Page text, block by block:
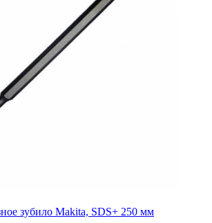
зубило Makita, SDS+ 250 мм